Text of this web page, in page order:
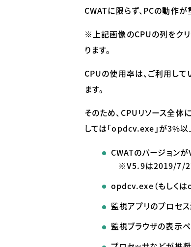
CWATに限らず、 PCの動作が
※上記画像のCPUの列をク
ります。
CPUの使用率は、ご利用して
ます。
そのため、 CPUリソース全体
しては「opdcv.exe 」が3%以
CWATのバージョンが
※V5.9は2019/7/
opdcv.exe （もしくは
監視アプリのプロセ
監視ブラウザの表示